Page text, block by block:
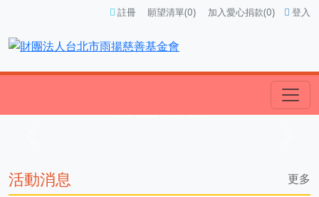
註冊 願望清單(0) 加入愛心捐款(0) 登入
活動消息
更多